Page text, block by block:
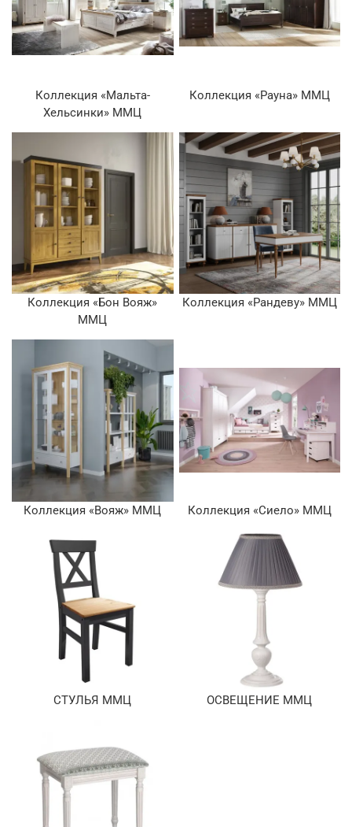
Коллекция «Мальта-
Хельсинки» ММЦ
Коллекция «Рауна» ММЦ
Коллекция «Бон Вояж»
ММЦ
Коллекция «Рандеву» ММЦ
Коллекция «Вояж» ММЦ Коллекция «Сиело» ММЦ
СТУЛЬЯ ММЦ ОСВЕЩЕНИЕ ММЦ